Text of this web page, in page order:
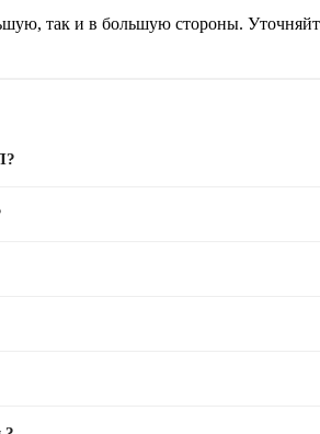
так и в большую стороны.